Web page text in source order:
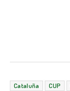
Cataluña CUP